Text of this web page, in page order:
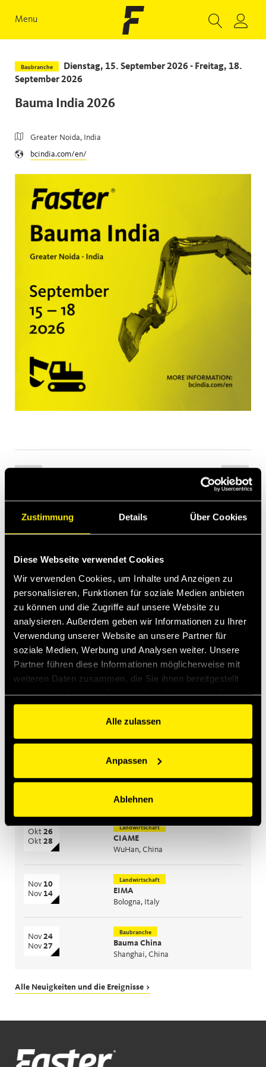
Zustimmung Details Über Cookies
Diese Webseite verwendet Cookies
Wir verwenden Cookies, um Inhalte und Anzeigen zu
personalisieren, Funktionen für soziale Medien anbieten
zu können und die Zugriffe auf unsere Website zu
analysieren. Außerdem geben wir Informationen zu Ihrer
Verwendung unserer Website an unsere Partner für
soziale Medien, Werbung und Analysen weiter. Unsere
Partner führen diese Informationen möglicherweise mit
weiteren Daten zusammen, die Sie ihnen bereitgestellt
gesammelt haben.
Alle zulassen
Anpassen
Ablehnen
Menu
Baubranche
Dienstag, 15. September 2026 - Freitag, 18.
September 2026
Bauma India 2026
Greater Noida, India
bcindia.com/en/
Newsletter subscription
Die letzten Neuigkeiten
Apr 13, 2026
Faster expands into Thermal Management
Baubranche
Mrz 2, 2026
Introducing MultiQTC: The Best Benefit/Cost Solution for
Sep15
Greater Noida, India
Okt 26
Okt 28
Landwirtschaft
CIAME
WuHan, China
Nov 10
Nov 14
Landwirtschaft
EIMA
Bologna, Italy
Nov 24
Nov 27
Baubranche
Bauma China
Shanghai, China
Alle Neuigkeiten und die Ereignisse >